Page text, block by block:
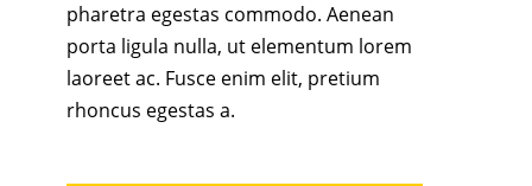
pharetra egestas commodo. Aenean
porta ligula nulla, ut elementum lorem
laoreet ac. Fusce enim elit, pretium
rhoncus egestas a.